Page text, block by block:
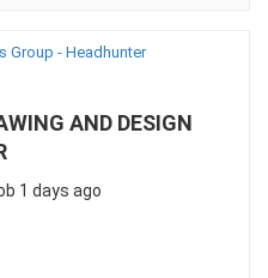
Group - Headhunter
AND DESIGN
1 days ago